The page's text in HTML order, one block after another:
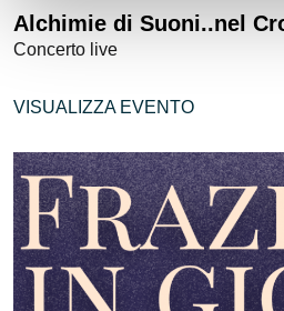
Alchimie di Suoni..nel
Concerto live
VISUALIZZA EVENTO